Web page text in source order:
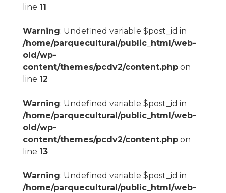
line 11
Warning: Undefined variable $post_id in
/home/parquecultural/public_html/web-
old/wp-
content/themes/pcdv2/content.phpon
line 12
Warning: Undefined variable $post_id in
/home/parquecultural/public_html/web-
old/wp-
content/themes/pcdv2/content.phpon
line 13
Warning: Undefined variable $post_id in
/home/parquecultural/public_html/web-